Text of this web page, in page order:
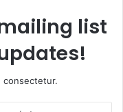
list
consectetur.